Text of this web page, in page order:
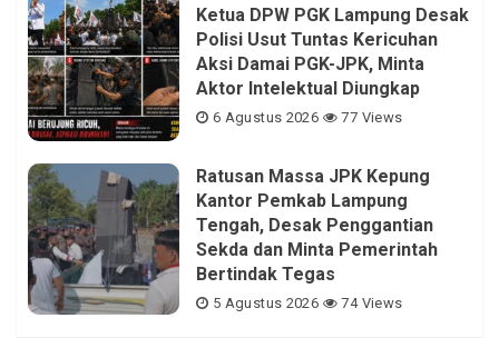
Ketua DPW PGK Lampung Desak
Polisi Usut Tuntas Kericuhan
Aksi Damai PGK-JPK, Minta
Aktor Intelektual Diungkap
6 Agustus 2026 77 Views
Ratusan Massa JPK Kepung
Kantor Pemkab Lampung
Tengah, Desak Penggantian
Sekda dan Minta Pemerintah
Bertindak Tegas
5 Agustus 2026 74 Views